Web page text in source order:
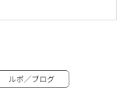
ルポ／ブログ